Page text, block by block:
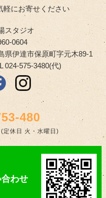
軽にお寄せください
スタジオ
0604
県伊達市保原町字元木89-1
024-575-3480(代)
480
休日 火・水曜日)
わせ